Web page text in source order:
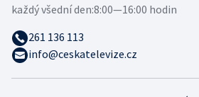
každý všední den:8:00—16:00 hodin
261 136 113
info@ceskatelevize.cz